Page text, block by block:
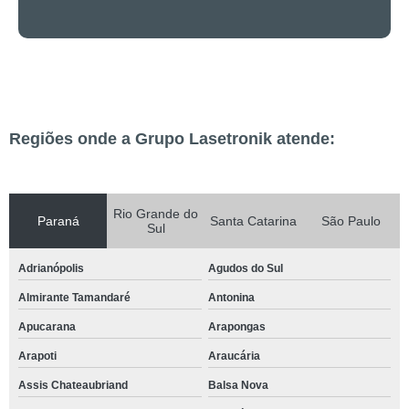
Regiões onde a Grupo Lasetronik atende:
Paraná
Rio Grande do
Sul
Santa Catarina São Paulo
Adrianópolis Agudos do Sul
Almirante Tamandaré Antonina
Apucarana Arapongas
Arapoti Araucária
Assis Chateaubriand Balsa Nova